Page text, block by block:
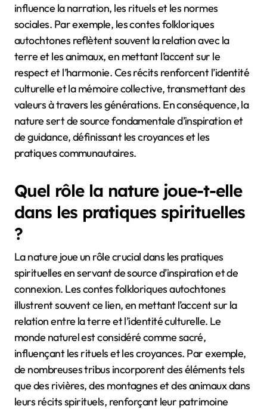
influence la narration, les rituels et les normes
sociales. Par exemple, les contes folkloriques
autochtones reflètent souvent la relation avec la
terre et les animaux, en mettant l’accent sur le
respect et l’harmonie. Ces récits renforcent l’identité
culturelle et la mémoire collective, transmettant des
valeurs à travers les générations. En conséquence, la
nature sert de source fondamentale d’inspiration et
de guidance, définissant les croyances et les
pratiques communautaires.
Quel rôle la nature joue-t-elle
dans les pratiques spirituelles
?
La nature joue un rôle crucial dans les pratiques
spirituelles en servant de source d’inspiration et de
connexion. Les contes folkloriques autochtones
illustrent souvent ce lien, en mettant l’accent sur la
relation entre la terre et l’identité culturelle. Le
monde naturel est considéré comme sacré,
influençant les rituels et les croyances. Par exemple,
de nombreuses tribus incorporent des éléments tels
que des rivières, des montagnes et des animaux dans
leurs récits spirituels, renforçant leur patrimoine